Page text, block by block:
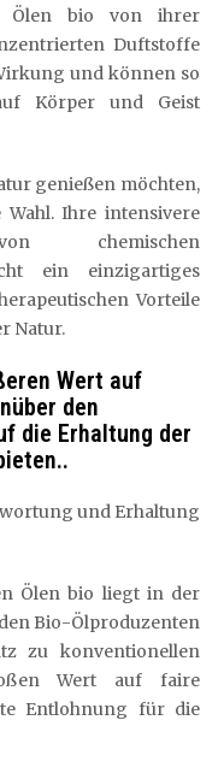
Ölen bio von ihrer
Duftstoffe
und können so
Körper und Geist
genießen möchten,
Ihre intensivere
chemischen
ein einzigartiges
Vorteile
Natur.
Wert auf
den
die Erhaltung der
und Erhaltung
Ölen bio liegt in der
Bio-Ölproduzenten
zu konventionellen
Wert auf faire
Entlohnung für die